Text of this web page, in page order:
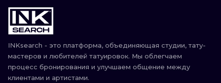
INKsearch - это платформа, объединяющая студии, тату-
мастеров и любителей татуировок. Мы облегчаем
процесс бронирования и улучшаем общение между
клиентами и артистами.